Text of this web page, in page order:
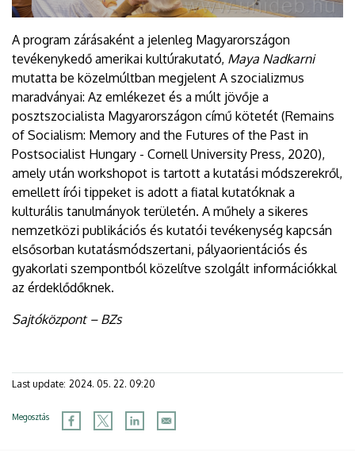
A program zárásaként a jelenleg Magyarországon
tevékenykedő amerikai kultúrakutató, Maya Nadkarni
mutatta be közelmúltban megjelent A szocializmus
maradványai: Az emlékezet és a múlt jövője a
posztszocialista Magyarországon című kötetét (Remains
of Socialism: Memory and the Futures of the Past in
Postsocialist Hungary - Cornell University Press, 2020),
amely után workshopot is tartott a kutatási módszerekről,
emellett írói tippeket is adott a fiatal kutatóknak a
kulturális tanulmányok területén. A műhely a sikeres
nemzetközi publikációs és kutatói tevékenység kapcsán
elsősorban kutatásmódszertani, pályaorientációs és
gyakorlati szempontból közelítve szolgált információkkal
az érdeklődőknek.
Sajtóközpont – BZs
Last update: 2024. 05. 22. 09:20
Megosztás